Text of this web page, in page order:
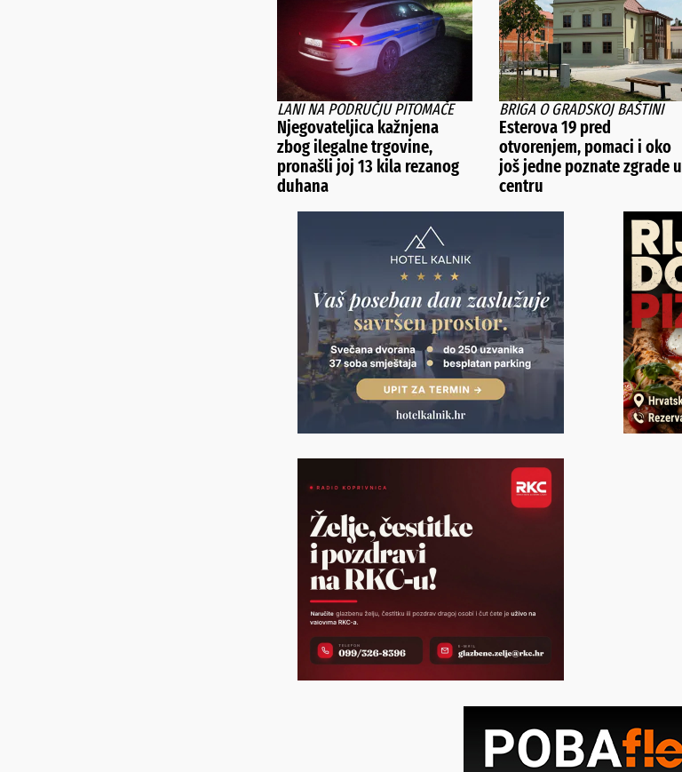
LANI NA PODRUČJU PITOMAČE
Njegovateljica kažnjena
zbog ilegalne trgovine,
pronašli joj 13 kila rezanog
duhana
BRIGA O GRADSKOJ BAŠTINI
Esterova 19 pred
otvorenjem, pomaci i oko
još jedne poznate zgrade u
centru